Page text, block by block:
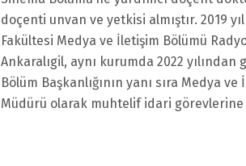
doçenti unvan ve yetkisi almıştır. 2019
Fakültesi Medya ve İletişim Bölümü
Ankaralıgil, aynı kurumda 2022
Bölüm Başkanlığının yanı sıra Medya
Müdürü olarak muhtelif idari